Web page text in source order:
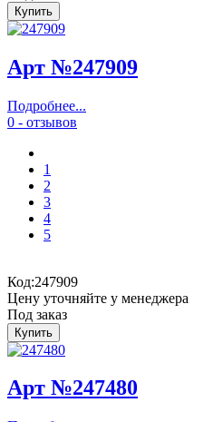
Арт №247909
Подробнее...
0 - отзывов
1
2
3
4
5
Код:247909
Цену уточняйте у менеджера
Под заказ
Арт №247480